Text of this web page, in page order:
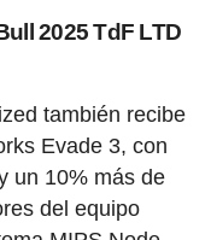
2025 TdF LTD
también recibe
Evade 3, con
un 10% más de
del equipo